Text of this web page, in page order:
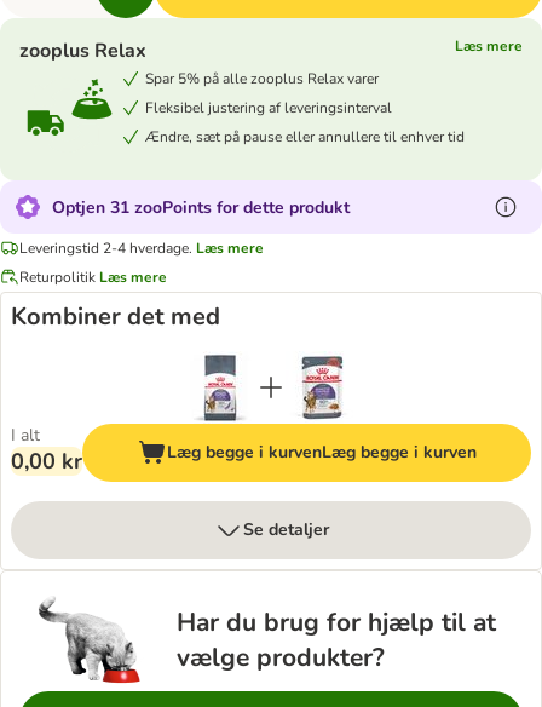
zooplus Relax
Læs mere
Spar 5% på alle zooplus Relax varer
Fleksibel justering af leveringsinterval
Ændre, sæt på pause eller annullere til enhver tid
Optjen 31 zooPoints for dette produkt
Leveringstid 2-4 hverdage. Læs mere
Returpolitik Læs mere
Kombiner det med
I alt
0,00 kr Læg begge i kurvenLæg begge i kurven
Se detaljer
Har du brug for hjælp til at
vælge produkter?